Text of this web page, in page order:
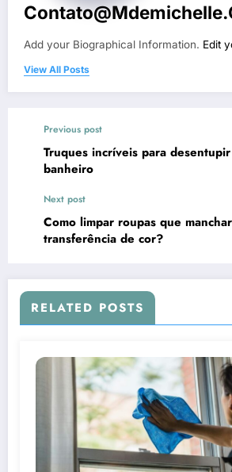
Add your Biographical Information. Edit
View All Posts
Previous post
Truques incríveis para
banheiro
Next post
Como limpar roupas que
transferência de cor?
RELATED POSTS